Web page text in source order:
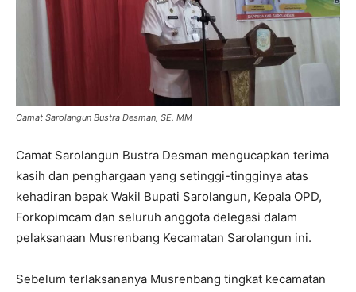
Camat Sarolangun Bustra Desman, SE, MM
Camat Sarolangun Bustra Desman mengucapkan terima
kasih dan penghargaan yang setinggi-tingginya atas
kehadiran bapak Wakil Bupati Sarolangun, Kepala OPD,
Forkopimcam dan seluruh anggota delegasi dalam
pelaksanaan Musrenbang Kecamatan Sarolangun ini.
Sebelum terlaksananya Musrenbang tingkat kecamatan